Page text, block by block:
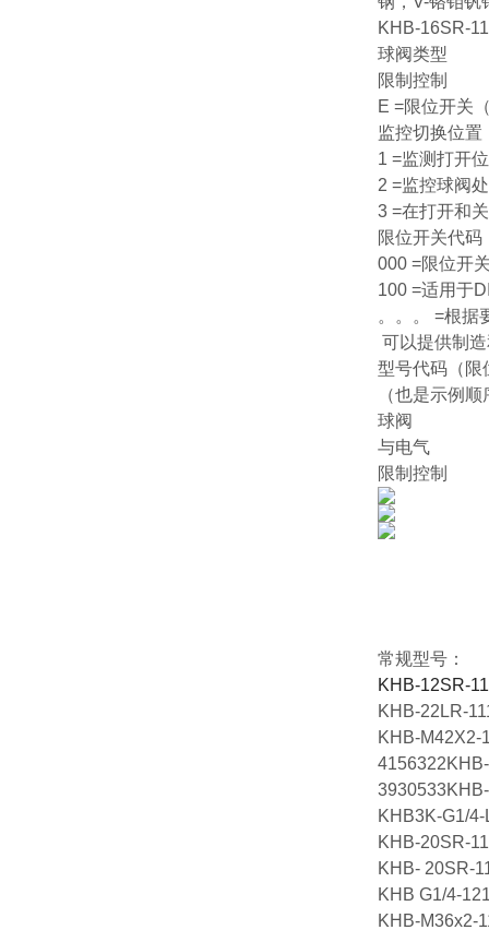
KHB-16SR-
球阀类型
限制控制
E =限位开关
监控切换位置
1 =监测打开
2 =监控球阀
3 =在打开和
限位开关代码
000 =限位开
100 =适用于
。。。 =根据
可以提供制
型号代码（限
（也是示例顺
球阀
与电气
限制控制
常规型号：
KHB-12SR-
KHB-22LR-
KHB-M42X2-
KHB3K-G1/
KHB-20SR-
KHB- 20SR-
KHB G1/4-
KHB-M36x2-